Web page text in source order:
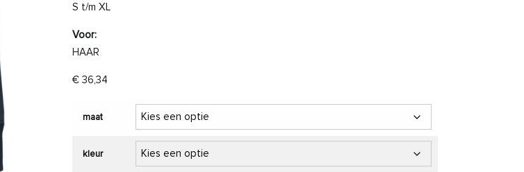
S t/m XL
Voor:
HAAR
€36,34
maat
kleur